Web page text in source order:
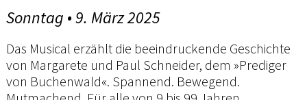
Sonntag • 9. März 2025
Das Musical erzählt die beeindruckende Geschichte
von Margarete und Paul Schneider, dem »Prediger
von Buchenwald«. Spannend. Bewegend.